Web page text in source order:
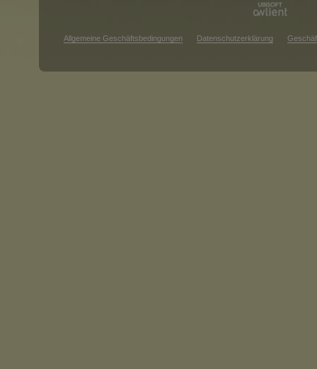
Allgemeine Geschäftsbedingungen Datenschutzerklärung